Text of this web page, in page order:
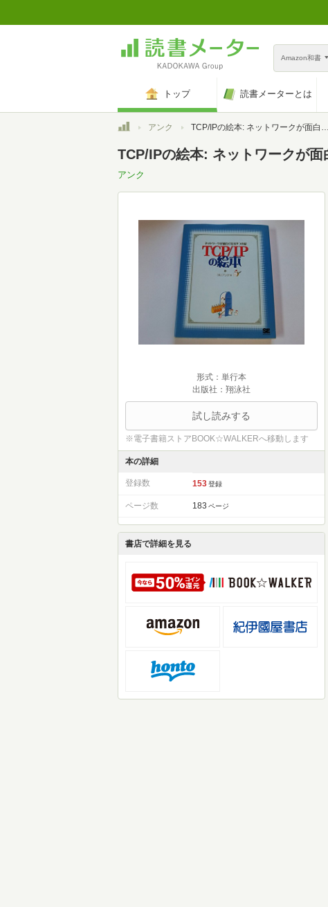
Amazon和書
トップ 読書メーターとは
トップアンク TCP/IPの絵本: ネットワークが面白くなる9つの扉
TCP/IPの絵本: ネットワークが面
アンク
形式：単行本
出版社：翔泳社
試し読みする
※電子書籍ストアBOOK☆WALKERへ移動します
本の詳細
登録数 153 登録
ページ数 183 ページ
書店で詳細を見る